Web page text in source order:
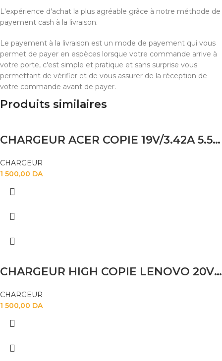
L'expérience d'achat la plus agréable grâce à notre méthode de
payement cash à la livraison.
Le payement à la livraison est un mode de payement qui vous
permet de payer en espèces lorsque votre commande arrive à
votre porte, c'est simple et pratique et sans surprise vous
permettant de vérifier et de vous assurer de la réception de
votre commande avant de payer.
Produits similaires
CHARGEUR ACER COPIE 19V/3.42A 5.5 X 1.7
CHARGEUR
1 500,00 DA
CHARGEUR HIGH COPIE LENOVO 20V3.25 USB
CHARGEUR
1 500,00 DA